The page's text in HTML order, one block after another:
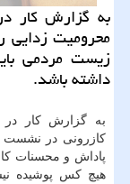
به گزارش كار
محرومیت زدایی
زیست مردمی
داشته باشد.
به گزارش كار
كازرونی در نشست
پاداش و محسنات
هیچ كس پوشیده